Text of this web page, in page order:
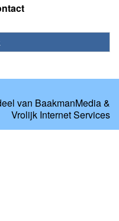
van BaakmanMedia&
Vrolijk Internet Services